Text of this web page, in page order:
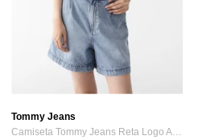
Tommy Jeans
Camiseta Tommy Jeans Reta Logo Azul-Marinho